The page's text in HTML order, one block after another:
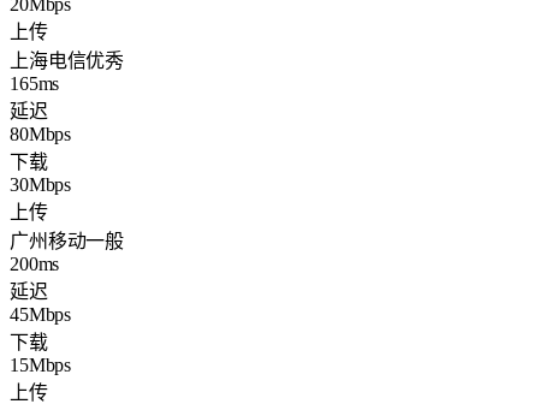
上传
上海电信优秀
165ms
延迟
80Mbps
下载
30Mbps
上传
广州移动一般
200ms
延迟
45Mbps
下载
15Mbps
上传